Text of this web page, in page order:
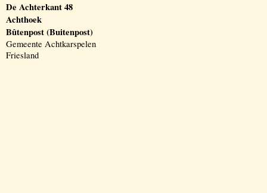
De Achterkant 48
Achthoek
Bûtenpost (Buitenpost)
Gemeente Achtkarspelen
Friesland